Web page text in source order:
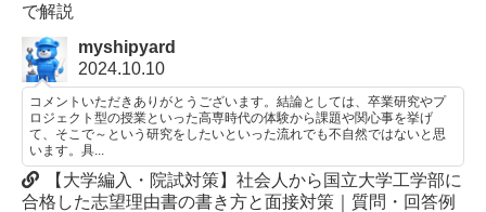
で解説
myshipyard
2024.10.10
コメントいただきありがとうございます。結論としては、卒業研究やプ
ロジェクト型の授業といった高専時代の体験から課題や関心事を挙げ
て、そこで～という研究をしたいといった流れでも不自然ではないと思
います。具...
【大学編入・院試対策】社会人から国立大学工学部に
合格した志望理由書の書き方と面接対策｜質問・回答例